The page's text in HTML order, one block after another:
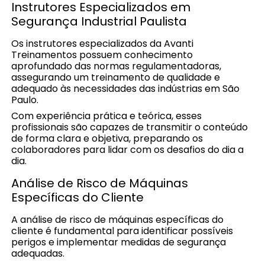
Instrutores Especializados em
Segurança Industrial Paulista
Os instrutores especializados da Avanti
Treinamentos possuem conhecimento
aprofundado das normas regulamentadoras,
assegurando um treinamento de qualidade e
adequado às necessidades das indústrias em São
Paulo.
Com experiência prática e teórica, esses
profissionais são capazes de transmitir o conteúdo
de forma clara e objetiva, preparando os
colaboradores para lidar com os desafios do dia a
dia.
Análise de Risco de Máquinas
Específicas do Cliente
A análise de risco de máquinas específicas do
cliente é fundamental para identificar possíveis
perigos e implementar medidas de segurança
adequadas.